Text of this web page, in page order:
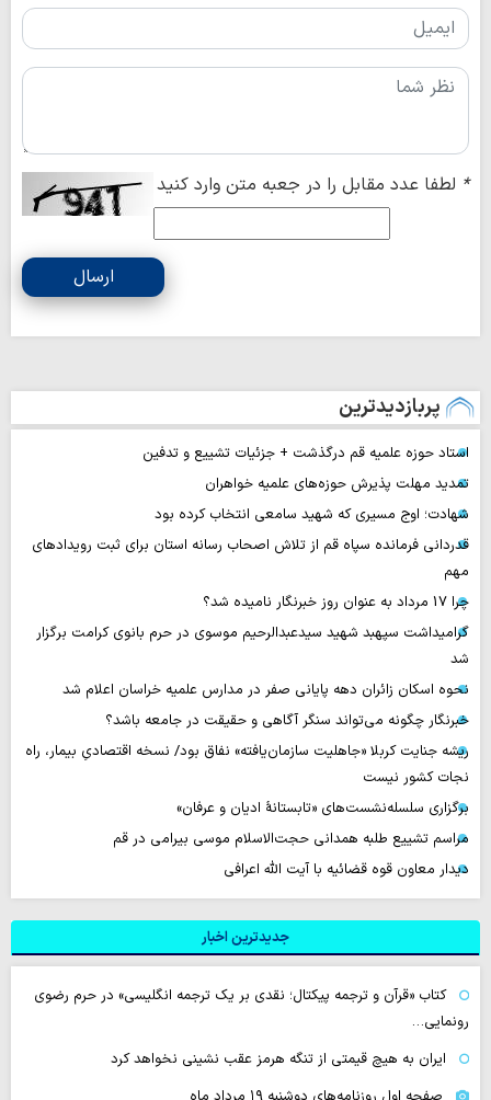
* لطفا عدد مقابل را در جعبه متن وارد کنید
ارسال
پربازدیدترین
استاد حوزه علمیه قم درگذشت + جزئیات تشییع و تدفین
تمدید مهلت پذیرش حوزه‌های علمیه خواهران
شهادت؛ اوج مسیری که شهید سامعی انتخاب کرده بود
قدردانی فرمانده سپاه قم از تلاش اصحاب رسانه استان برای ثبت رویدادهای
مهم
چرا 17 مرداد به عنوان روز خبرنگار نامیده شد؟
گرامیداشت سپهبد شهید سیدعبدالرحیم موسوی در حرم بانوی کرامت برگزار
شد
نحوه اسکان زائران دهه پایانی صفر در مدارس علمیه خراسان اعلام شد
خبرنگار چگونه می‌تواند سنگر آگاهی و حقیقت در جامعه باشد؟
ریشه جنایت کربلا «جاهلیت سازمان‌یافته» نفاق بود/ نسخه اقتصادیِ بیمار، راه
نجات کشور نیست
برگزاری سلسله‌نشست‌های «تابستانهٔ ادیان و عرفان»
مراسم تشییع طلبه همدانی حجت‌الاسلام موسی بیرامی در قم
دیدار معاون قوه قضائیه با آیت الله اعرافی
جدیدترین اخبار
کتاب «قرآن و ترجمه پیکتال؛ نقدی بر یک ترجمه انگلیسی» در حرم رضوی
رونمایی…
ایران به هیچ قیمتی از تنگه هرمز عقب نشینی نخواهد کرد